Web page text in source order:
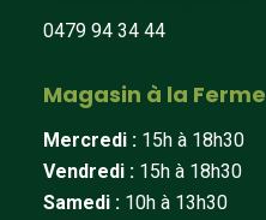
0479 94 34 44
Magasin à la Ferme
Mercredi : 15h à 18h30
Vendredi : 15h à 18h30
Samedi : 10h à 13h30